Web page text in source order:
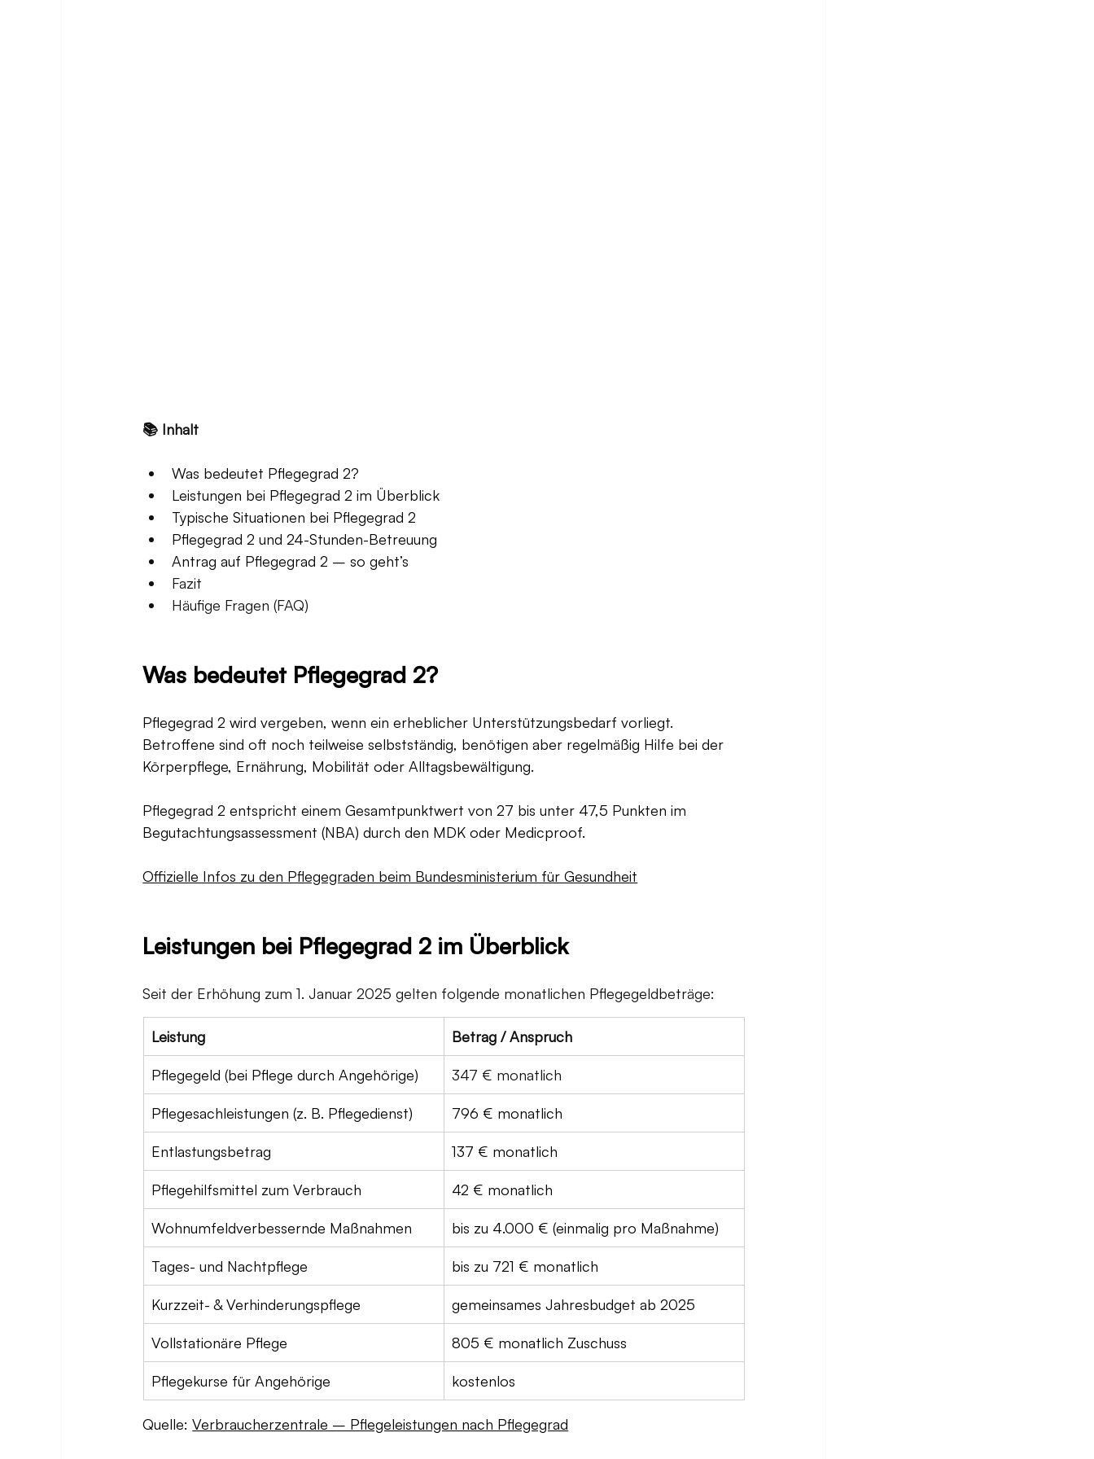
📚 Inhalt
Was bedeutet Pflegegrad 2?
Leistungen bei Pflegegrad 2 im Überblick
Typische Situationen bei Pflegegrad 2
Pflegegrad 2 und 24-Stunden-Betreuung
Antrag auf Pflegegrad 2 – so geht’s
Fazit
Häufige Fragen (FAQ)
Was bedeutet Pflegegrad 2?
Pflegegrad 2 wird vergeben, wenn ein erheblicher Unterstützungsbedarf vorliegt.
Betroffene sind oft noch teilweise selbstständig, benötigen aber regelmäßig Hilfe bei der
Körperpflege, Ernährung, Mobilität oder Alltagsbewältigung.
Pflegegrad 2 entspricht einem Gesamtpunktwert von 27 bis unter 47,5 Punkten im
Begutachtungsassessment (NBA) durch den MDK oder Medicproof.
Offizielle Infos zu den Pflegegraden beim Bundesministerium für Gesundheit
Leistungen bei Pflegegrad 2 im Überblick
Seit der Erhöhung zum 1. Januar 2025 gelten folgende monatlichen Pflegegeldbeträge:
Leistung Betrag / Anspruch
Pflegegeld (bei Pflege durch Angehörige) 347 € monatlich
Pflegesachleistungen (z. B. Pflegedienst) 796 € monatlich
Entlastungsbetrag 137 € monatlich
Pflegehilfsmittel zum Verbrauch 42 € monatlich
Wohnumfeldverbessernde Maßnahmen bis zu 4.000 € (einmalig pro Maßnahme)
Tages- und Nachtpflege bis zu 721 € monatlich
Kurzzeit- & Verhinderungspflege gemeinsames Jahresbudget ab 2025
Vollstationäre Pflege 805 € monatlich Zuschuss
Pflegekurse für Angehörige kostenlos
Quelle: Verbraucherzentrale – Pflegeleistungen nach Pflegegrad